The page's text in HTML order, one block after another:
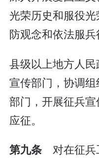
光荣历史和服役
防观念和依法服兵
县级以上地方人
宣传部门，协调
部门，开展征兵
应征。
第九条 对在征兵